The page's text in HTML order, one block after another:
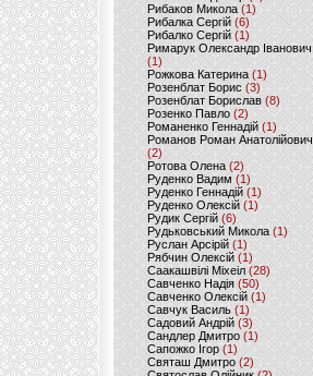
Рибаков Микола(1)
Рибалка Сергій (6)
Рибалко Сергій (1)
Римарук Олександр Іванович
(1)
Рожкова Катерина(1)
Розенблат Борис (3)
Розенблат Борислав (8)
Розенко Павло (2)
Романенко Геннадій (1)
Романов Роман Анатолійович
(2)
Ротова Олена(2)
Руденко Вадим (1)
Руденко Геннадій (1)
Руденко Олексій(1)
Рудик Сергій(6)
Рудьковський Микола (1)
Руслан Арсірій(1)
Рябчин Олексій (1)
Саакашвілі Міхеіл(28)
Савченко Надія (50)
Савченко Олексій(1)
Савчук Василь (1)
Садовий Андрій (3)
Сандлер Дмитро(1)
Сапожко Ігор(1)
Святаш Дмитро (2)